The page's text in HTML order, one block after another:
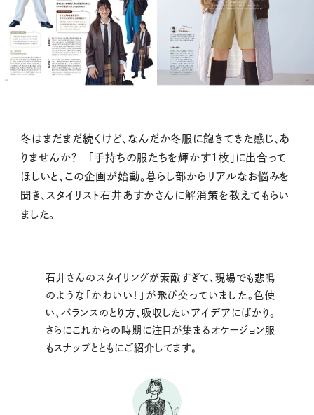
冬はまだまだ続くけど、なんだか冬服に飽きてきた感じ、あ
りませんか？ 「手持ちの服たちを輝かす1枚」に出合って
ほしいと、この企画が始動。暮らし部からリアルなお悩みを
聞き、スタイリスト石井あすかさんに解消策を教えてもらい
ました。
石井さんのスタイリングが素敵すぎて、現場でも悲鳴
のような「かわいい！」が飛び交っていました。色使
い、バランスのとり方、吸収したいアイデアにばかり。
さらにこれからの時期に注目が集まるオケージョン服
もスナップとともにご紹介してます。